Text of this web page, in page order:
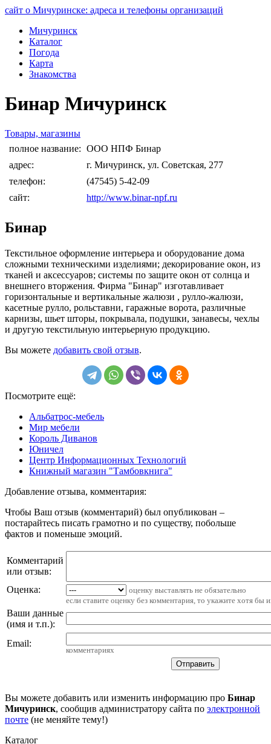
сайт о Мичуринске: адреса и телефоны организаций
Мичуринск
Каталог
Погода
Карта
Знакомства
Бинар Мичуринск
Товары, магазины
полное название: ООО НПФ Бинар
адрес:
г. Мичуринск, ул. Советская, 277
телефон:
(47545) 5-42-09
сайт:
http://www.binar-npf.ru
Бинар
Текстильное оформление интерьера и оборудование дома
сложными техническими изделиями; декорирование окон, из
тканей и аксессуаров; системы по защите окон от солнца и
внешнего вторжения. Фирма "Бинар" изготавливает
горизонтальные и вертикальные жалюзи , рулло-жалюзи,
касетные рулло, рольставни, гаражные ворота, различные
карнизы, шьет шторы, покрывала, подушки, занавесы, чехлы
и другую текстильную интерьерную продукцию.
Вы можете добавить свой отзыв.
Посмотрите ещё:
Альбатрос-мебель
Мир мебели
Король Диванов
Юничел
Центр Информационных Технологий
Книжный магазин "Тамбовкнига"
Добавление отзыва, комментария:
Чтобы Ваш отзыв (комментарий) был опубликован –
постарайтесь писать грамотно и по существу, побольше
фактов и поменьше эмоций.
Комментарий
или отзыв:
Оценка:
оценку выставлять не обязательно
если ставите оценку без комментария, то укажите хотя бы
Ваши данные
(имя и т.п.):
Email:
комментариях
Вы можете добавить или изменить информацию про Бинар
Мичуринск, сообщив администратору сайта по электронной
почте (не меняйте тему!)
Каталог